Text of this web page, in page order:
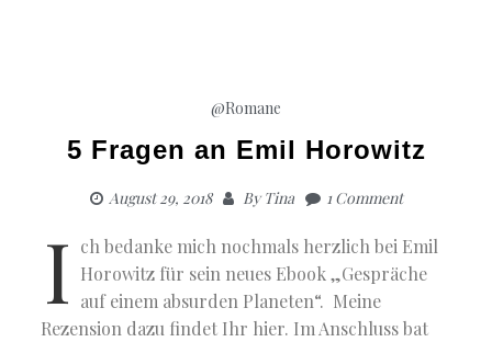
@Romane
5 Fragen an Emil Horowitz
August 29, 2018 ByTina 1 Comment
I ch bedanke mich nochmals herzlich bei Emil
Horowitz für sein neues Ebook „Gespräche
auf einem absurden Planeten“. Meine
Rezension dazu findet Ihr hier. Im Anschluss bat